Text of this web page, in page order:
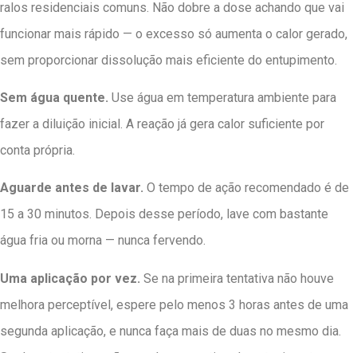
ralos residenciais comuns. Não dobre a dose achando que vai
funcionar mais rápido — o excesso só aumenta o calor gerado,
sem proporcionar dissolução mais eficiente do entupimento.
Sem água quente. Use água em temperatura ambiente para
fazer a diluição inicial. A reação já gera calor suficiente por
conta própria.
Aguarde antes de lavar. O tempo de ação recomendado é de
15 a 30 minutos. Depois desse período, lave com bastante
água fria ou morna — nunca fervendo.
Uma aplicação por vez. Se na primeira tentativa não houve
melhora perceptível, espere pelo menos 3 horas antes de uma
segunda aplicação, e nunca faça mais de duas no mesmo dia.